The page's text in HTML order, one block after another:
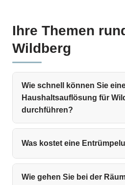
Ihre Themen
Wildberg
Wie schnell können Sie
Haushaltsauflösung für
durchführen?
Was kostet eine
Wie gehen Sie bei der